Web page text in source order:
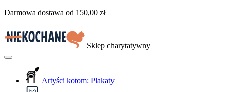
Przejdź
treści
Darmowa dostawa od 150,00 zł
Sklep charytatywny
Menu
Artyści kotom: Plakaty